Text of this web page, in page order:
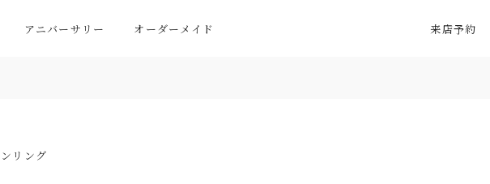
アニバーサリー オーダーメイド 来店予約
リング